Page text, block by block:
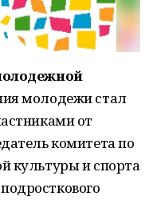
молодежи стал
от
комитета по
культуры и спорта